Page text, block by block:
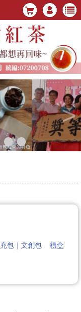
>
★
包｜文創包 禮盒